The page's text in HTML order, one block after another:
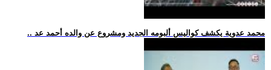
.. محمد عدوية يكشف كواليس ألبومه الجديد ومشروع عن والده أحمد عد